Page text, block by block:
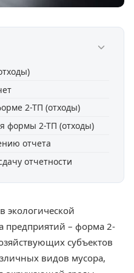
2-ТП (отходы)
формы 2-ТП (отходы)
отчета
отчетности
экологической
предприятий – форма 2-
субъектов
видов мусора,